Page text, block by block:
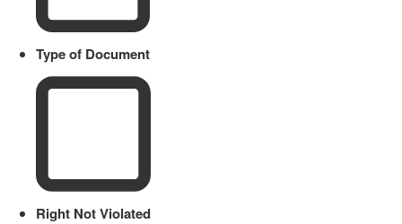
Type of Document
Right Not Violated